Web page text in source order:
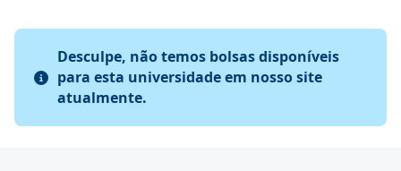
Desculpe, não temos bolsas disponíveis
para esta universidade em nosso site
atualmente.